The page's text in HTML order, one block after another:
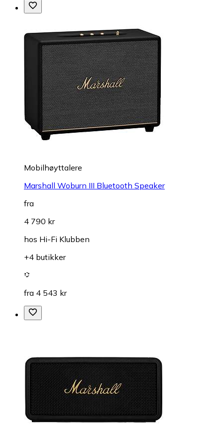
Mobilhøyttalere
Marshall Woburn III Bluetooth Speaker
fra
4 790 kr
hos Hi-Fi Klubben
+4 butikker
fra 4 543 kr